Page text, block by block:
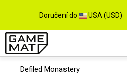
Doručení do USA (USD)
Defiled Monastery